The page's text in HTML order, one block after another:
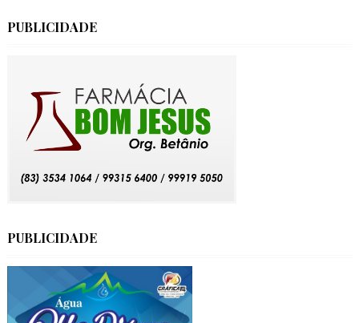
PUBLICIDADE
PUBLICIDADE